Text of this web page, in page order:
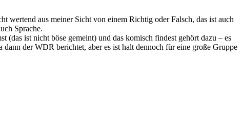
aus meiner Sicht von einem Richtig oder Falsch, das ist auch
Sprache.
ist nicht böse gemeint) und das komisch findest gehört dazu – es
der WDR berichtet, aber es ist halt dennoch für eine große Gruppe